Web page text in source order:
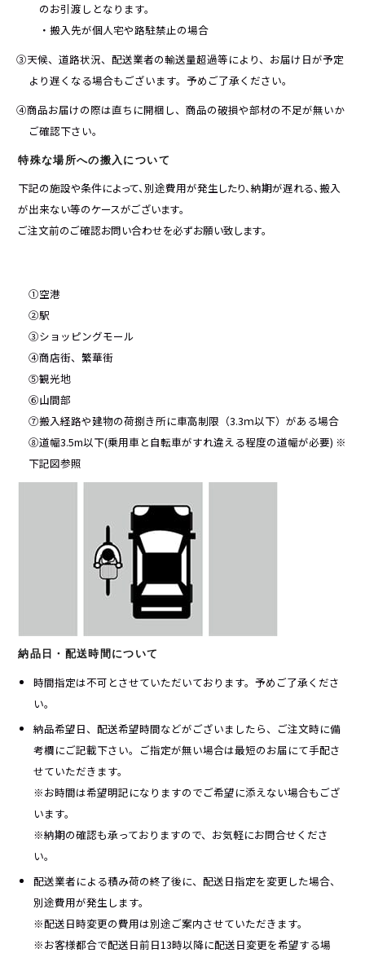
のお引渡しとなります。
・搬入先が個人宅や路駐禁止の場合
③天候、道路状況、配送業者の輸送量超過等により、お届け日が予定
より遅くなる場合もございます。予めご了承ください。
④商品お届けの際は直ちに開梱し、商品の破損や部材の不足が無いか
ご確認下さい。
特殊な場所への搬入について
下記の施設や条件によって、別途費用が発生したり、納期が遅れる、搬入
が出来ない等のケースがございます。
ご注文前のご確認お問い合わせを必ずお願い致します。
①空港
②駅
③ショッピングモール
④商店街、繁華街
⑤観光地
⑥山間部
⑦搬入経路や建物の荷捌き所に車高制限（3.3ｍ以下）がある場合
⑧道幅3.5m以下(乗用車と自転車がすれ違える程度の道幅が必要) ※
下記図参照
納品日・配送時間について
時間指定は不可とさせていただいております。予めご了承くださ
い。
納品希望日、配送希望時間などがございましたら、ご注文時に備
考欄にご記載下さい。ご指定が無い場合は最短のお届にて手配さ
せていただきます。
※お時間は希望明記になりますのでご希望に添えない場合もござ
います。
※納期の確認も承っておりますので、お気軽にお問合せくださ
い。
配送業者による積み荷の終了後に、配送日指定を変更した場合、
別途費用が発生します。
※配送日時変更の費用は別途ご案内させていただきます。
※お客様都合で配送日前日13時以降に配送日変更を希望する場